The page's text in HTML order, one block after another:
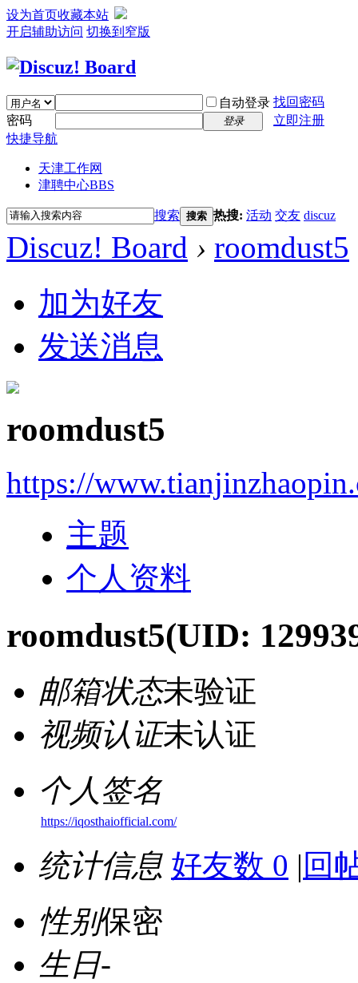
设为首页收藏本站
开启辅助访问 切换到窄版
自动登录 找回密码
密码
登录
立即注册
快捷导航
天津工作网
津聘中心BBS
搜索 搜索 热搜: 活动 交友 discuz
Discuz! Board › roomdust5
加为好友
发送消息
roomdust5
https://
主题
个人资料
roomdust5(UID:
邮箱状态未验证
视频认证未认证
个人签名
https://iqosthaiofficial.com/
统计信息 好友数 0 | 回
性别保密
生日-